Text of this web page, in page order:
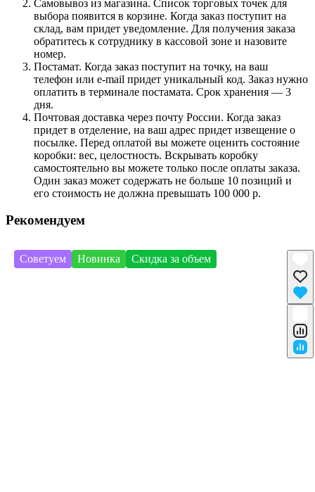
Самовывоз из магазина. Список торговых точек для
выбора появится в корзине. Когда заказ поступит на
склад, вам придет уведомление. Для получения заказа
обратитесь к сотруднику в кассовой зоне и назовите
номер.
Постамат. Когда заказ поступит на точку, на ваш
телефон или e-mail придет уникальный код. Заказ нужно
оплатить в терминале постамата. Срок хранения — 3
дня.
Почтовая доставка через почту России. Когда заказ
придет в отделение, на ваш адрес придет извещение о
посылке. Перед оплатой вы можете оценить состояние
коробки: вес, целостность. Вскрывать коробку
самостоятельно вы можете только после оплаты заказа.
Один заказ может содержать не больше 10 позиций и
его стоимость не должна превышать 100 000 р.
Рекомендуем
Советуем Новинка Скидка за объем